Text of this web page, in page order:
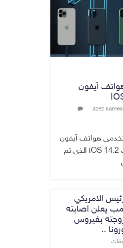
أمر قبض
وزير العمل
أحمد الأسدي
No
الأورام
النووي
في
آيفون
azez samea
هواتف آيفون
الذين حصلوا على تحديث iOS 14.2 الذى تم
الامريكي
يعلن اصابته
بفيروس
..